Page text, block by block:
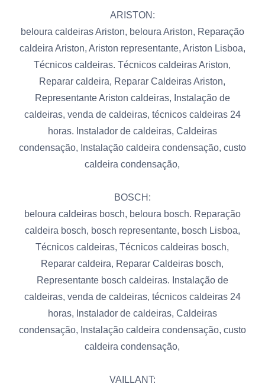
ARISTON:
beloura caldeiras Ariston, beloura Ariston, Reparação
caldeira Ariston, Ariston representante, Ariston Lisboa,
Técnicos caldeiras. Técnicos caldeiras Ariston,
Reparar caldeira, Reparar Caldeiras Ariston,
Representante Ariston caldeiras, Instalação de
caldeiras, venda de caldeiras, técnicos caldeiras 24
horas. Instalador de caldeiras, Caldeiras
condensação, Instalação caldeira condensação, custo
caldeira condensação,
BOSCH:
beloura caldeiras bosch, beloura bosch. Reparação
caldeira bosch, bosch representante, bosch Lisboa,
Técnicos caldeiras, Técnicos caldeiras bosch,
Reparar caldeira, Reparar Caldeiras bosch,
Representante bosch caldeiras. Instalação de
caldeiras, venda de caldeiras, técnicos caldeiras 24
horas, Instalador de caldeiras, Caldeiras
condensação, Instalação caldeira condensação, custo
caldeira condensação,
VAILLANT: